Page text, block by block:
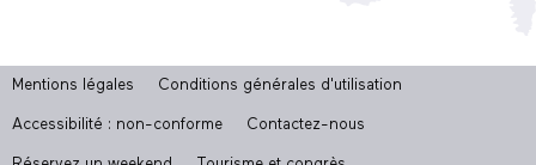
Mentions légales Conditions générales d'utilisation
Accessibilité : non-conforme Contactez-nous